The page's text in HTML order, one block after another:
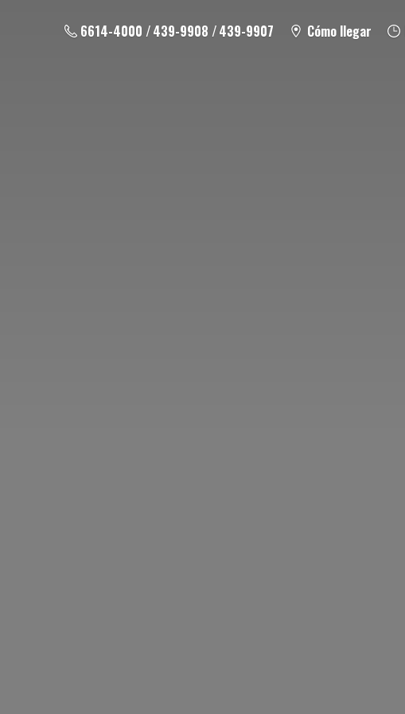
6614-4000 / 439-9908 / 439-9907 Cómo llegar